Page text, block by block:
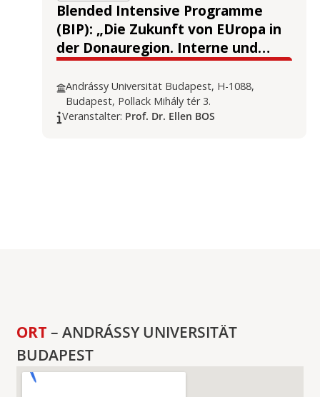
Blended Intensive Programme
(BIP): „Die Zukunft von EUropa in
der Donauregion. Interne und
externe Herausforderungen für
Demokratie und Rechtsstaat”
Andrássy Universität Budapest, H-1088,
Budapest, Pollack Mihály tér 3.
Veranstalter: Prof. Dr. Ellen BOS
ORT – ANDRÁSSY UNIVERSITÄT
BUDAPEST